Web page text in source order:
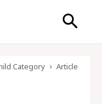
Category
Article